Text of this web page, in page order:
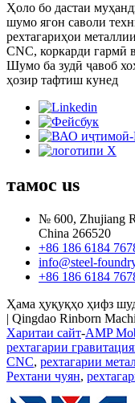
Ҳоло бо дастаи
шумо ягон саволи
рехтагариҳои
CNC, коркарди гармӣ
Шумо ба зудӣ ҷавоб
ҳозир тафтиш кунед
тамос us
№ 600, Zhujiang
China 266520
+86 186 6184
info@steel-
+86 186 6184
Ҳама ҳуқуқҳо ҳифз
| Qingdao Rinborn
Харитаи сайт-AMP
рехтагарии
CNC, рехтагарии
Рехтани чуян,